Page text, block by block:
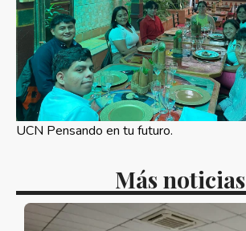
UCN Pensando en tu futuro.
Más noticias